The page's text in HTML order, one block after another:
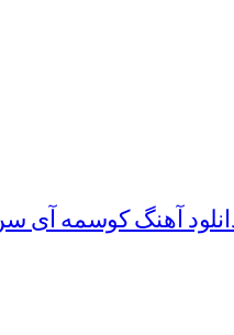
آهنگ کوسمه آی